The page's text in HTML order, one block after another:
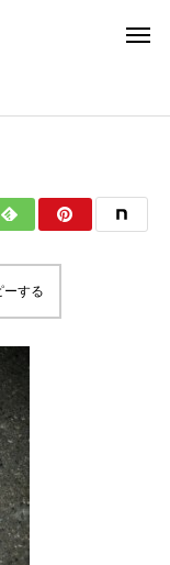
ーする